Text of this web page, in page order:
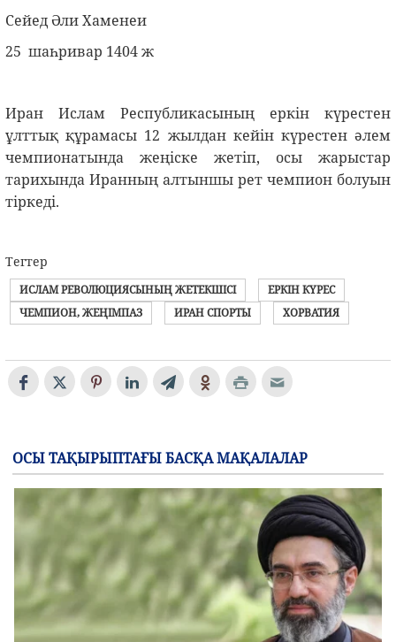
Сейед Әли Хаменеи
25 шаһривар 1404 ж
Иран Ислам Республикасының еркін күрестен
ұлттық құрамасы 12 жылдан кейін күрестен әлем
чемпионатында жеңіске жетіп, осы жарыстар
тарихында Иранның алтыншы рет чемпион болуын
тіркеді.
Тегтер
ИСЛАМ РЕВОЛЮЦИЯСЫНЫҢ ЖЕТЕКШІСІ
ЕРКІН КҮРЕС
ЧЕМПИОН, ЖЕҢІМПАЗ
ИРАН СПОРТЫ ХОРВАТИЯ
ОСЫ ТАҚЫРЫПТАҒЫ БАСҚА МАҚАЛАЛАР